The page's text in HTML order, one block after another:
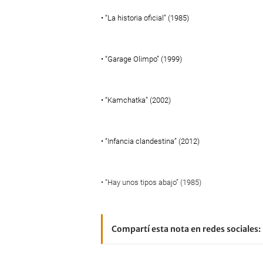
• “La historia oficial” (1985)
• “Garage Olimpo” (1999)
• “Kamchatka” (2002)
• “Infancia clandestina” (2012)
• “Hay unos tipos abajo” (1985)
Compartí esta nota en redes sociales: